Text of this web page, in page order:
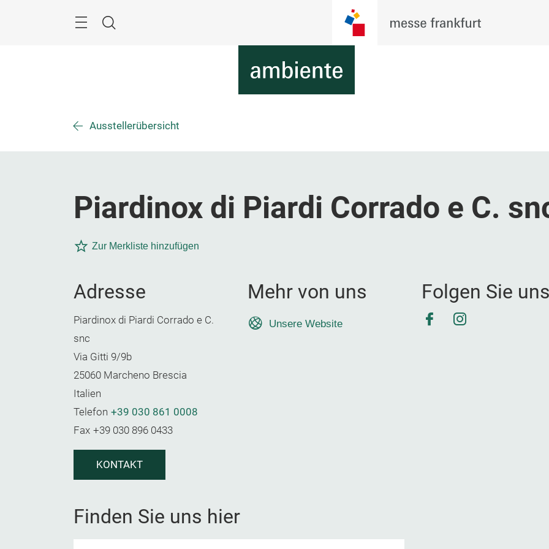
Suche
Ausstellerübersicht
Piardinox di Piardi Corrado e C.
Zur Merkliste hinzufügen
Adresse
Piardinox di Piardi Corrado e C.
snc
Via Gitti 9/9b
25060 Marcheno Brescia
Italien
Telefon +39 030 861 0008
Fax +39 030 896 0433
KONTAKT
Mehr von uns
Unsere Website
Folgen Sie uns
FacebookInstagram
Finden Sie uns hier